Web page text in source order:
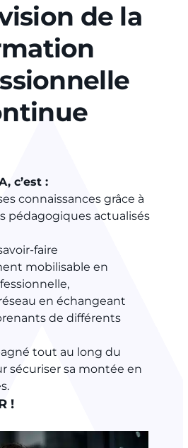
de la
c’est :
connaissances grâce à
pédagogiques actualisés
faire
mobilisable en
en échangeant
de différents
tout au long du
sécuriser sa montée en
!